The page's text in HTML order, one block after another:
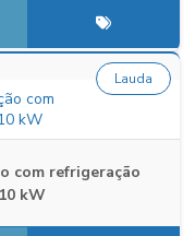
com refrigeração
kW
Lauda